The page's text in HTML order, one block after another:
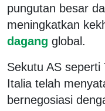
pungutan besar
meningkatkan
dagang global.
Sekutu AS seperti
Italia telah
bernegosiasi